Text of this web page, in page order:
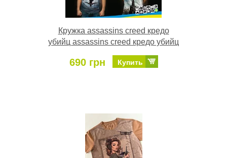
Кружка assassins creed кредо
убийц assassins creed кредо убийц
690 грн Купить